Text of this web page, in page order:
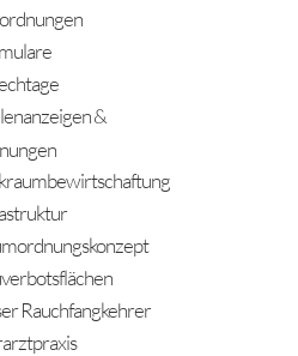
&
Rauchfangkehrer